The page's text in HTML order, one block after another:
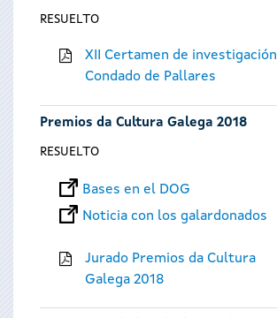
RESUELTO
XII Certamen de investigación
Condado de Pallares
Premios da Cultura Galega 2018
RESUELTO
Bases en el DOG
Noticia con los galardonados
Jurado Premios da Cultura
Galega 2018